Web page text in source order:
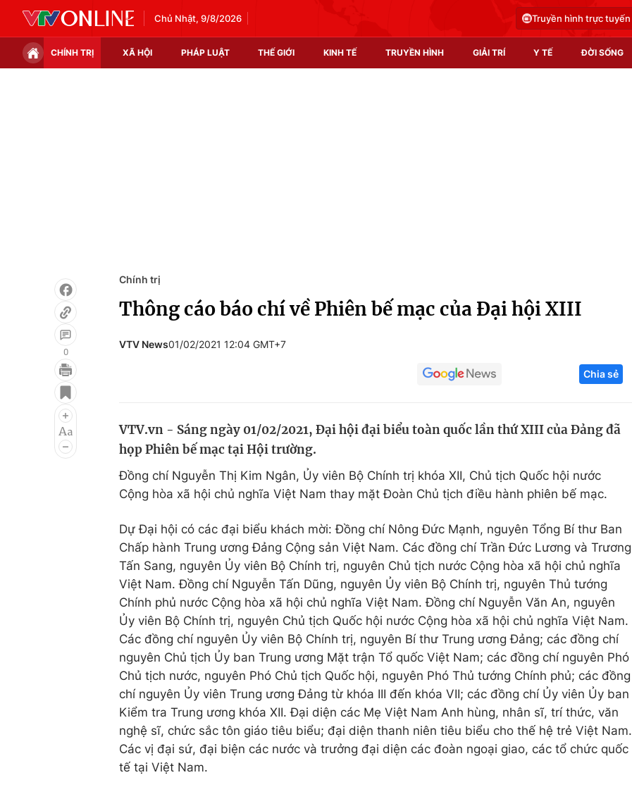
Chủ Nhật, 9/8/2026 Truyền hình trực tuyến
CHÍNH TRỊ XÃ HỘI PHÁP LUẬT THẾ GIỚI KINH TẾ TRUYỀN HÌNH GIẢI TRÍ Y TẾ ĐỜI SỐNG
Infographic
Điện ảnh
Âm nhạc
Làm đẹp
Chất lượng cuộc sống
Học trực tuyến
Công nghệ
Sản phẩm
Tư vấn
0
Chính trị
Thông cáo báo chí về Phiên bế mạc của Đại hội XIII
VTV News01/02/2021 12:04 GMT+7
Chia sẻ
VTV.vn - Sáng ngày 01/02/2021, Đại hội đại biểu toàn quốc lần thứ XIII của Đảng đã
họp Phiên bế mạc tại Hội trường.
Đồng chí Nguyễn Thị Kim Ngân, Ủy viên Bộ Chính trị khóa XII, Chủ tịch Quốc hội nước
Cộng hòa xã hội chủ nghĩa Việt Nam thay mặt Đoàn Chủ tịch điều hành phiên bế mạc.
Dự Đại hội có các đại biểu khách mời: Đồng chí Nông Đức Mạnh, nguyên Tổng Bí thư Ban
Chấp hành Trung ương Đảng Cộng sản Việt Nam. Các đồng chí Trần Đức Lương và Trương
Tấn Sang, nguyên Ủy viên Bộ Chính trị, nguyên Chủ tịch nước Cộng hòa xã hội chủ nghĩa
Việt Nam. Đồng chí Nguyễn Tấn Dũng, nguyên Ủy viên Bộ Chính trị, nguyên Thủ tướng
Chính phủ nước Cộng hòa xã hội chủ nghĩa Việt Nam. Đồng chí Nguyễn Văn An, nguyên
Ủy viên Bộ Chính trị, nguyên Chủ tịch Quốc hội nước Cộng hòa xã hội chủ nghĩa Việt Nam.
Các đồng chí nguyên Ủy viên Bộ Chính trị, nguyên Bí thư Trung ương Đảng; các đồng chí
nguyên Chủ tịch Ủy ban Trung ương Mặt trận Tổ quốc Việt Nam; các đồng chí nguyên Phó
Chủ tịch nước, nguyên Phó Chủ tịch Quốc hội, nguyên Phó Thủ tướng Chính phủ; các đồng
chí nguyên Ủy viên Trung ương Đảng từ khóa III đến khóa VII; các đồng chí Ủy viên Ủy ban
Kiểm tra Trung ương khóa XII. Đại diện các Mẹ Việt Nam Anh hùng, nhân sĩ, trí thức, văn
nghệ sĩ, chức sắc tôn giáo tiêu biểu; đại diện thanh niên tiêu biểu cho thế hệ trẻ Việt Nam.
Các vị đại sứ, đại biện các nước và trưởng đại diện các đoàn ngoại giao, các tổ chức quốc
tế tại Việt Nam.